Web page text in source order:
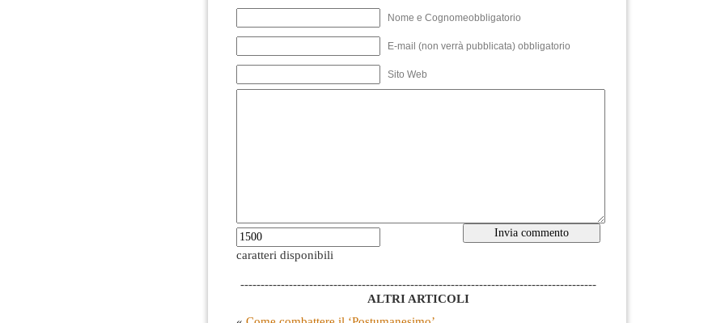
Nome e Cognomeobbligatorio
E-mail (non verrà pubblicata) obbligatorio
Sito Web
caratteri disponibili
----------------------------------------------------------------------------------------
ALTRI ARTICOLI